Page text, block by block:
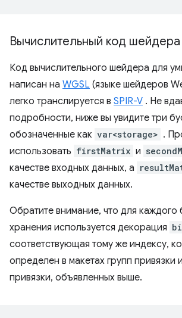
Вычислительный код шейдера
Код вычислительного шейдера для
написан на WGSL (языке шейдеров
легко транслируется в SPIR-V . Не
подробности, ниже вы увидите три
обозначенные как var<storage> .
использовать firstMatrix и
качестве входных данных, а
качестве выходных данных.
Обратите внимание, что для каждого
хранения используется декорация
соответствующая тому же индексу,
определен в макетах групп привязки
привязки, объявленных выше.